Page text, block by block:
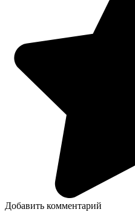
Добавить комментарий